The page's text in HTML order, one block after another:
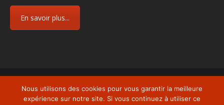
En savoir plus...
Copyright © 2026Centre d'Hypnose et d'Hypnothérapie Charleroi , tous
Nous utilisons des cookies pour vous garantir la meilleure
expérience sur notre site. Si vous continuez à utiliser ce